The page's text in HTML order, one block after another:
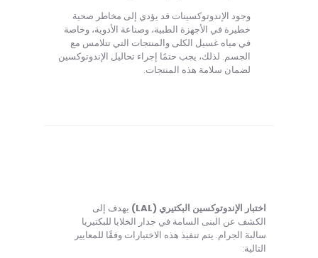
وجود الإندوتوكسينات قد يؤدي إلى مخاطر صحية
خطيرة في الأجهزة الطبية، وصناعة الأدوية، وخاصة
في مياه غسيل الكلى والمنتجات التي تتلامس مع
الجسم. لذلك، يجب حتمًا إجراء تحاليل الإندوتوكسين
لضمان سلامة هذه المنتجات.
اختبار الإندوتوكسين البكتيري (LAL)
يهدف إلى
الكشف عن البنى السامة في جدار الخلايا للبكتيريا
سالبة الجرام. يتم تنفيذ هذه الاختبارات وفقًا للمعايير
التالية: